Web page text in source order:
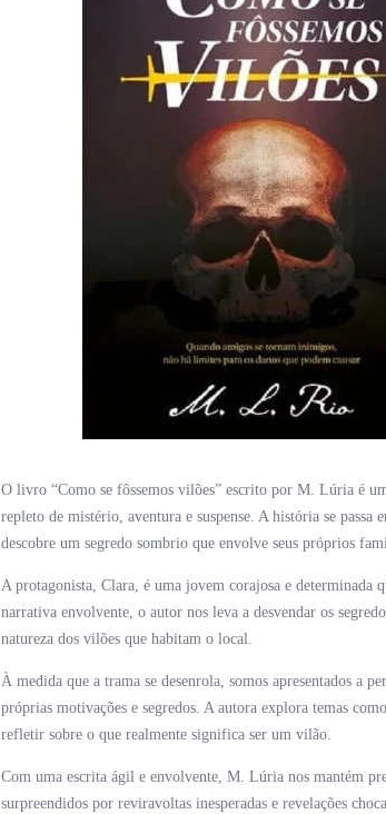
O livro “Como se fôssemos vilões” escrito por M. Lúria é
repleto de mistério, aventura e suspense. A história se passa
descobre um segredo sombrio que envolve seus próprios
A protagonista, Clara, é uma jovem corajosa e determinada
narrativa envolvente, o autor nos leva a desvendar os
natureza dos vilões que habitam o local.
À medida que a trama se desenrola, somos apresentados a
próprias motivações e segredos. A autora explora temas
refletir sobre o que realmente significa ser um vilão.
Com uma escrita ágil e envolvente, M. Lúria nos mantém
surpreendidos por reviravoltas inesperadas e revelações